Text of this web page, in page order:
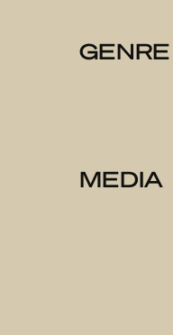
GENRE
MEDIA